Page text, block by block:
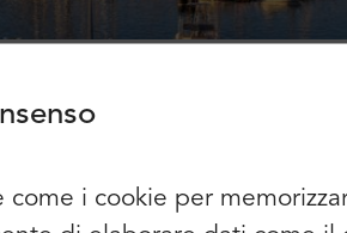
i cookie per
i seguenti